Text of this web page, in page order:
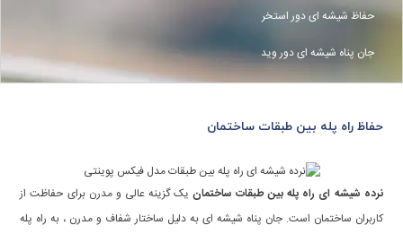
حفاظ شیشه ای دور استخر
جان پناه شیشه ای دور وید
حفاظ راه پله بین طبقات ساختمان
نرده شیشه ای راه پله بین طبقات ساختمانیک گزینه عالی و مدرن برای حفاظت از
کاربران ساختمان است. جان پناه شیشه ای به دلیل ساختار شفاف و مدرن ، به راه پله